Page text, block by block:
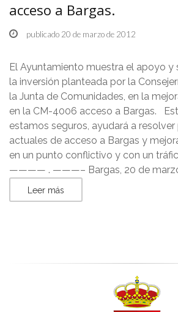
acceso a Bargas.
publicado 20 de marzo de 2012
El Ayuntamiento muestra el apoyo y
la inversión planteada por la
la Junta de Comunidades, en la
en la CM-4006 acceso a Bargas.
estamos seguros, ayudará a
actuales de acceso a Bargas y
en un punto conflictivo y con un
———— . ———– Bargas, 20 de marzo
Leer más